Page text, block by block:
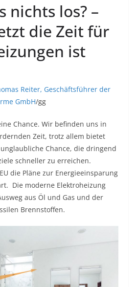
nichts los? –
die Zeit für
ist
Reiter, Geschäftsführer der
GmbH/gg
Chance. Wir befinden uns in
Zeit, trotz allem bietet
Chance, die dringend
schneller zu erreichen.
die Pläne zur Energieeinsparung
Die moderne Elektroheizung
aus Öl und Gas und der
Brennstoffen.